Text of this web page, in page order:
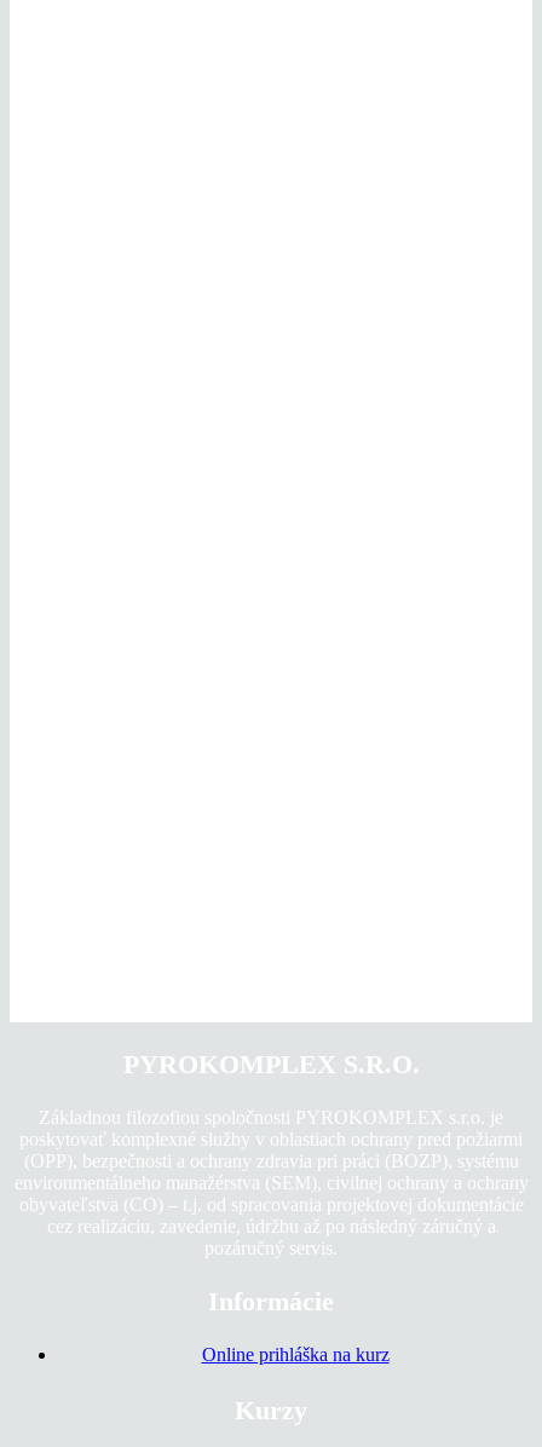
PYROKOMPLEX S.R.O.
Základnou filozofiou spoločnosti PYROKOMPLEX s.r.o. je
poskytovať komplexné služby v oblastiach ochrany pred požiarmi
(OPP), bezpečnosti a ochrany zdravia pri práci (BOZP), systému
environmentálneho manažérstva (SEM), civilnej ochrany a ochrany
obyvateľstva (CO) – t.j. od spracovania projektovej dokumentácie
cez realizáciu, zavedenie, údržbu až po následný záručný a
pozáručný servis.
Informácie
Online prihláška na kurz
Kurzy